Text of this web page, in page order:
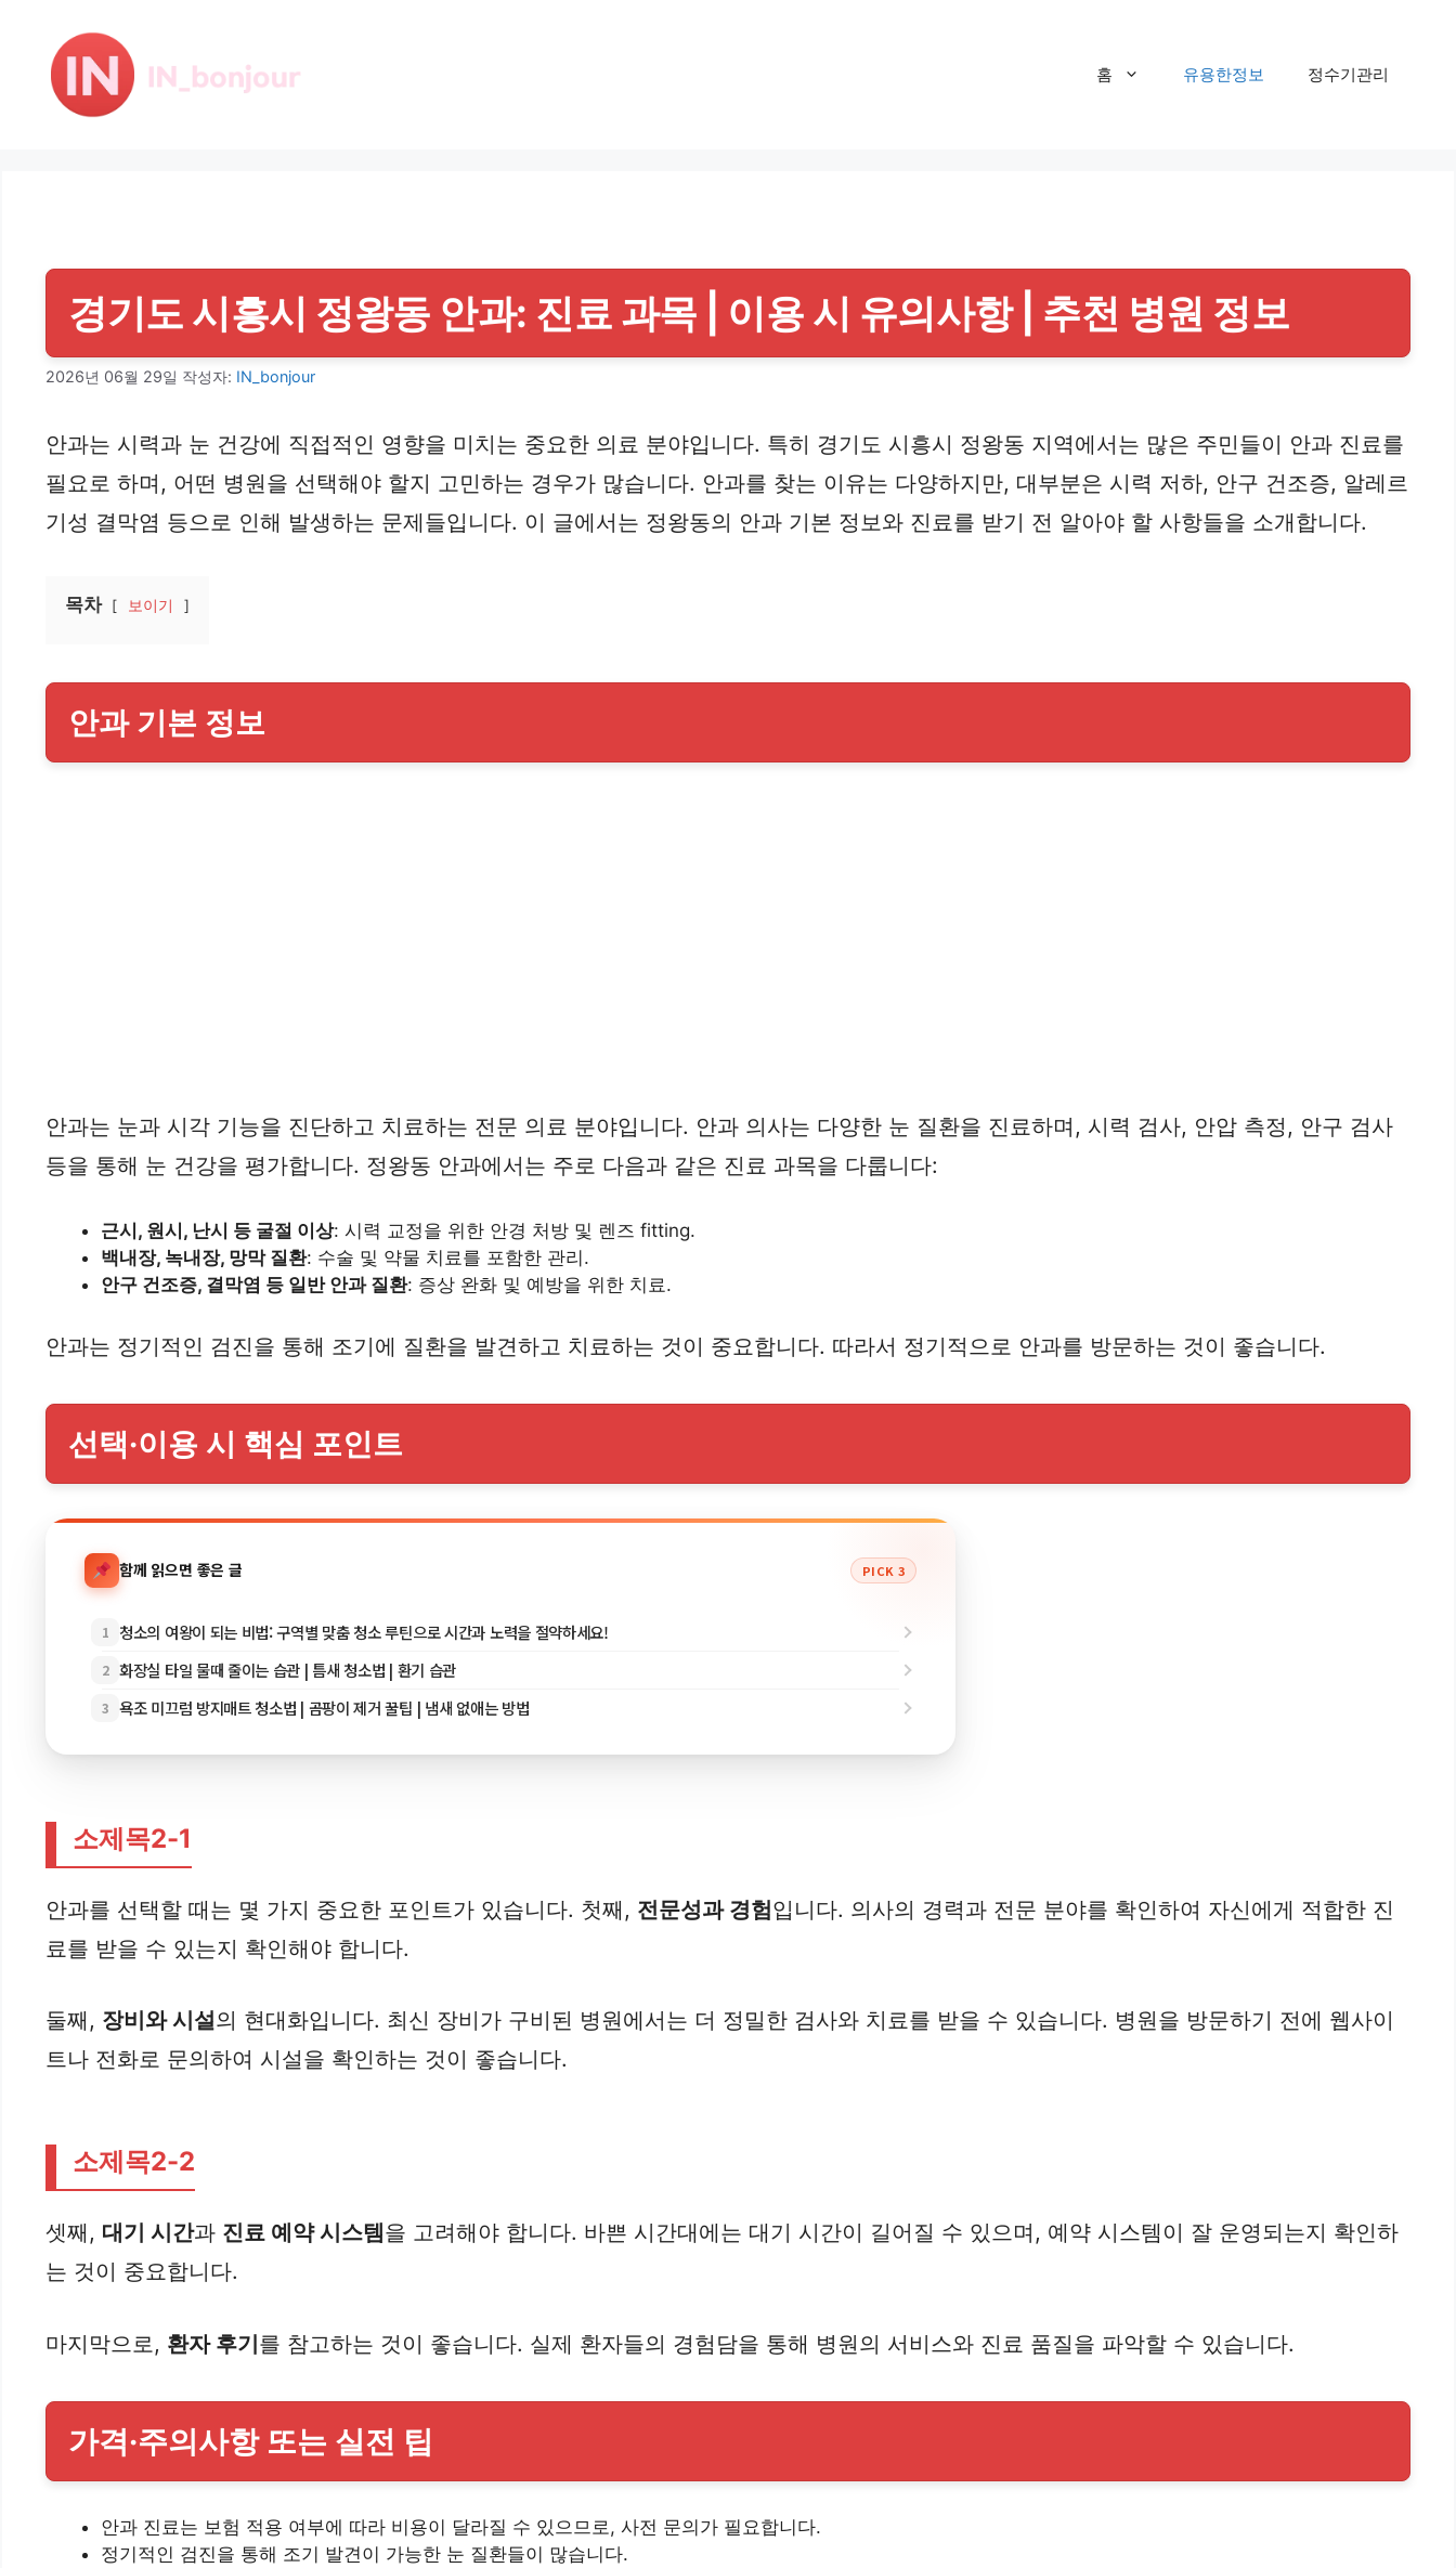
홈 유용한정보 정수기관리
경기도 시흥시 정왕동 안과: 진료 과목 | 이용 시 유의사항 | 추천 병원 정보
2026년 06월 29일 작성자: IN_bonjour
안과는 시력과 눈 건강에 직접적인 영향을 미치는 중요한 의료 분야입니다. 특히 경기도 시흥시 정왕동 지역에서는 많은 주민들이 안과 진료를
필요로 하며, 어떤 병원을 선택해야 할지 고민하는 경우가 많습니다. 안과를 찾는 이유는 다양하지만, 대부분은 시력 저하, 안구 건조증, 알레르
기성 결막염 등으로 인해 발생하는 문제들입니다. 이 글에서는 정왕동의 안과 기본 정보와 진료를 받기 전 알아야 할 사항들을 소개합니다.
목차 보이기
안과 기본 정보
안과는 눈과 시각 기능을 진단하고 치료하는 전문 의료 분야입니다. 안과 의사는 다양한 눈 질환을 진료하며, 시력 검사, 안압 측정, 안구 검사
등을 통해 눈 건강을 평가합니다. 정왕동 안과에서는 주로 다음과 같은 진료 과목을 다룹니다:
근시, 원시, 난시 등 굴절 이상: 시력 교정을 위한 안경 처방 및 렌즈 fitting.
백내장, 녹내장, 망막 질환: 수술 및 약물 치료를 포함한 관리.
안구 건조증, 결막염 등 일반 안과 질환: 증상 완화 및 예방을 위한 치료.
안과는 정기적인 검진을 통해 조기에 질환을 발견하고 치료하는 것이 중요합니다. 따라서 정기적으로 안과를 방문하는 것이 좋습니다.
선택·이용 시 핵심 포인트
함께 읽으면 좋은 글 PICK 3
1 청소의 여왕이 되는 비법: 구역별 맞춤 청소 루틴으로 시간과 노력을 절약하세요!
2 화장실 타일 물때 줄이는 습관 | 틈새 청소법 | 환기 습관
3 욕조 미끄럼 방지매트 청소법 | 곰팡이 제거 꿀팁 | 냄새 없애는 방법
소제목2-1
안과를 선택할 때는 몇 가지 중요한 포인트가 있습니다. 첫째, 전문성과 경험입니다. 의사의 경력과 전문 분야를 확인하여 자신에게 적합한 진
료를 받을 수 있는지 확인해야 합니다.
둘째, 장비와 시설의 현대화입니다. 최신 장비가 구비된 병원에서는 더 정밀한 검사와 치료를 받을 수 있습니다. 병원을 방문하기 전에 웹사이
트나 전화로 문의하여 시설을 확인하는 것이 좋습니다.
소제목2-2
셋째, 대기 시간과 진료 예약 시스템을 고려해야 합니다. 바쁜 시간대에는 대기 시간이 길어질 수 있으며, 예약 시스템이 잘 운영되는지 확인하
는 것이 중요합니다.
마지막으로, 환자 후기를 참고하는 것이 좋습니다. 실제 환자들의 경험담을 통해 병원의 서비스와 진료 품질을 파악할 수 있습니다.
가격·주의사항 또는 실전 팁
안과 진료는 보험 적용 여부에 따라 비용이 달라질 수 있으므로, 사전 문의가 필요합니다.
정기적인 검진을 통해 조기 발견이 가능한 눈 질환들이 많습니다.